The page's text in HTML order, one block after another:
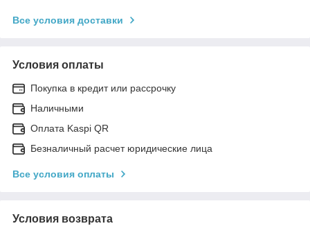
Все условия доставки
Условия оплаты
Покупка в кредит или рассрочку
Наличными
Оплата Kaspi QR
Безналичный расчет юридические лица
Все условия оплаты
Условия возврата